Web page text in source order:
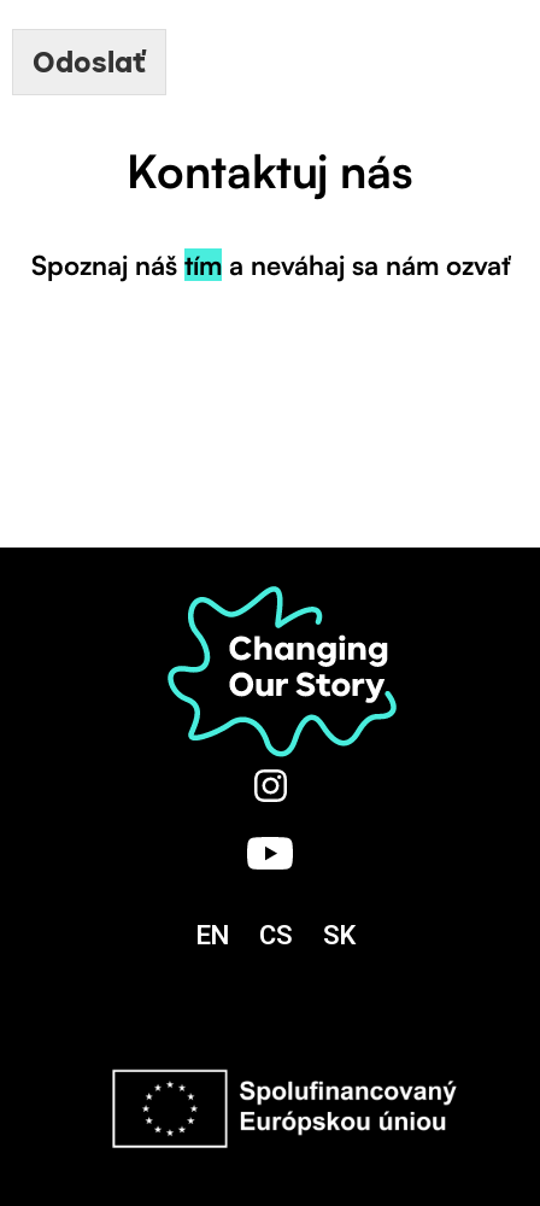
Odoslať
Kontaktuj nás
Spoznaj náš tíma neváhaj sa nám ozvať
EN CS SK